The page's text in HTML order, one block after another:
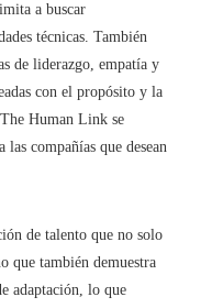
a buscar
técnicas. También
de liderazgo, empatía y
con el propósito y la
Human Link se
compañías que desean
de talento que no solo
que también demuestra
adaptación, lo que